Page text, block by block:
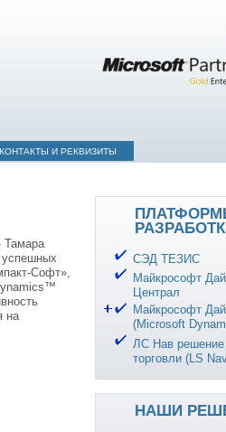
КОНТАКТЫ И РЕКВИЗИТЫ
Тамара
Софт»,
на
СЭД ТЕЗИС
Майкрософт
Централ
Майкрософт
(Microsoft
ЛС Нав решение
торговли (LS
НАШИ